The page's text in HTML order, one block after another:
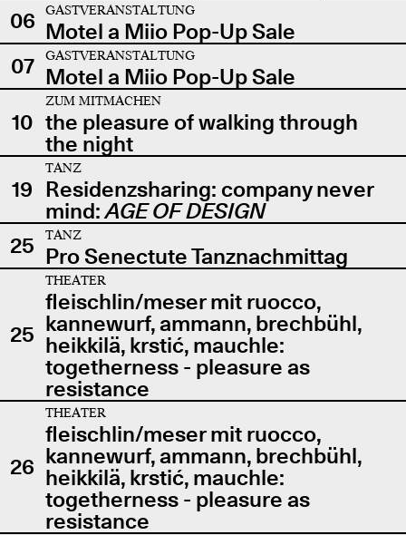
06
GASTVERANSTALTUNG
Motel a Miio Pop-Up Sale
07
GASTVERANSTALTUNG
Motel a Miio Pop-Up Sale
10
ZUM MITMACHEN
the pleasure of walking through
the night
19
TANZ
Residenzsharing: company never
mind:AGE OF DESIGN
25
TANZ
Pro Senectute Tanznachmittag
25
THEATER
fleischlin/meser mit ruocco,
kannewurf, ammann, brechbühl,
heikkilä, krstić, mauchle:
togetherness - pleasure as
resistance
26
THEATER
fleischlin/meser mit ruocco,
kannewurf, ammann, brechbühl,
heikkilä, krstić, mauchle:
togetherness - pleasure as
resistance